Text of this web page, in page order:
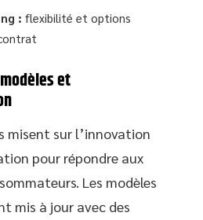
: flexibilité et options
et
misent sur l’innovation
pour répondre aux
Les modèles
mis à jour avec des